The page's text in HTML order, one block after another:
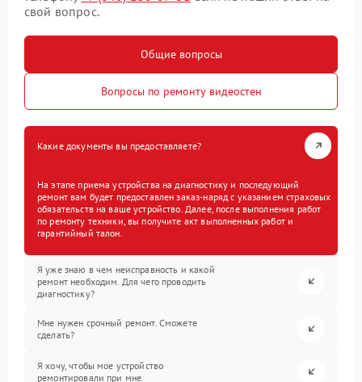
свой вопрос.
Общие вопросы
Вопросы по ремонту видеостен
Какие документы вы предоставляете?
На этапе приема устройства на диагностику и последующий
ремонт вам будет предоставлен заказ-наряд с указанием страховых
обязательств на ваше устройство. Далее, после выполнения работ
по ремонту техники, вы получите акт выполненных работ и
гарантийный талон.
Я уже знаю в чем неисправность и какой
ремонт необходим. Для чего проводить
диагностику?
Мне нужен срочный ремонт. Сможете
сделать?
Я хочу, чтобы мое устройство
ремонтировали при мне.